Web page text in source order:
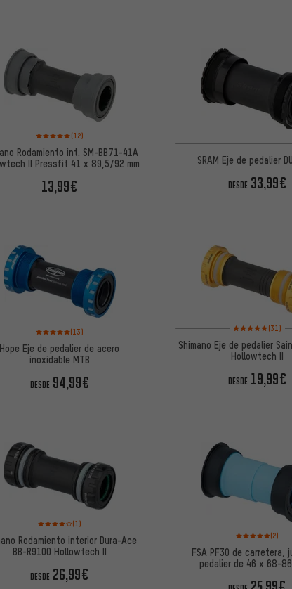
Valoración media: 5 de 5 basada en 12 reseñas
(12)
Rodamiento int. SM-BB71-41A
II Pressfit 41 x 89,5/92 mm
13,99€
SRAM Eje de pedalier
DESDE 33,99€
Valoración media: 5 de 5 basada en 13 reseñas
(13)
Hope Eje de pedalier de acero
inoxidable MTB
DESDE 94,99€
Valoración(31)
Shimano Eje de pedalier
Hollowtech II
DESDE 19,99€
Valoración media: 4 de 5 basada en 1 reseñas
(1)
Rodamiento interior Dura-Ace
BB-R9100 Hollowtech II
DESDE 26,99€
Valoración(2)
FSA PF30 de carretera,
pedalier de 46 x 68-